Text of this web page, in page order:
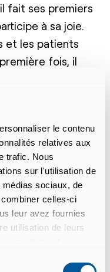
le contenu
relatives aux
trafic. Nous
sur l'utilisation de
sociaux, de
celles-ci
leur avez fournies
utilisation de leurs
fait ses premiers
à sa joie.
et les patients
fois, il
Ibrahima une
entreprendre. Il
lui qui est
et qui souffre
A force de